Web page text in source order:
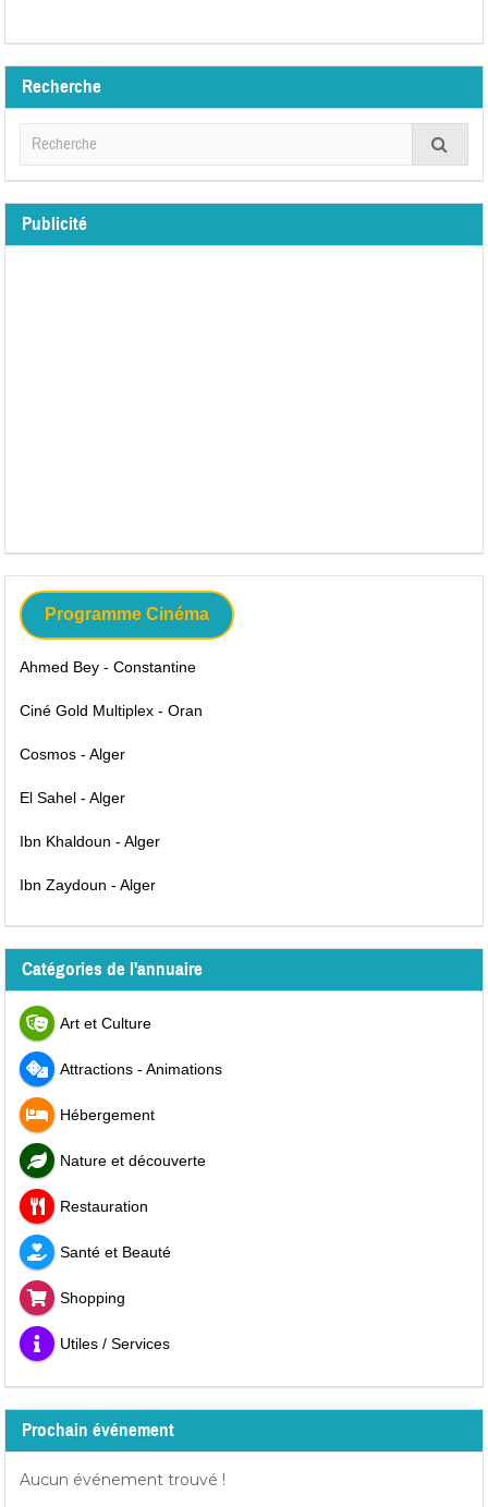
Recherche
Publicité
Programme Cinéma
Ahmed Bey - Constantine
Ciné Gold Multiplex - Oran
Cosmos - Alger
El Sahel - Alger
Ibn Khaldoun - Alger
Ibn Zaydoun - Alger
Catégories de l'annuaire
Art et Culture
Attractions - Animations
Hébergement
Nature et découverte
Restauration
Santé et Beauté
Shopping
Utiles / Services
Prochain événement
Aucun événement trouvé !